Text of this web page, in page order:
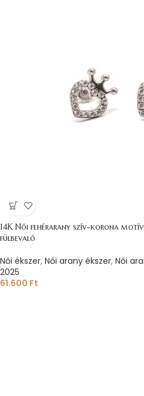
14K Női fehérarany szív-korona
fülbevaló
Női ékszer, Női arany ékszer, Női
2025
61.600 Ft